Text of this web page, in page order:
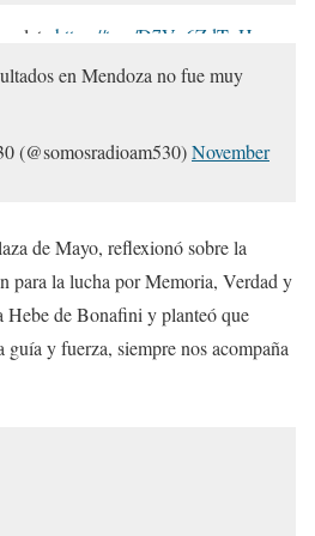
https://t.co/D7Vn6ZdTpH
(@somosradioam530)November
en Mendoza no fue muy
(@somosradioam530)November
de Mayo, reflexionó sobre la
para la lucha por Memoria, Verdad y
Hebe de Bonafini y planteó que
guía y fuerza, siempre nos acompaña